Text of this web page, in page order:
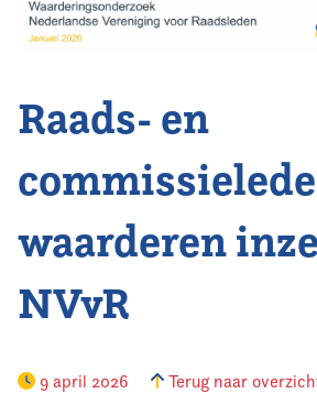
Kennis & Informatie
Vereniging
Raads- en
waarderen
NVvR
9 april 2026 Terug naar